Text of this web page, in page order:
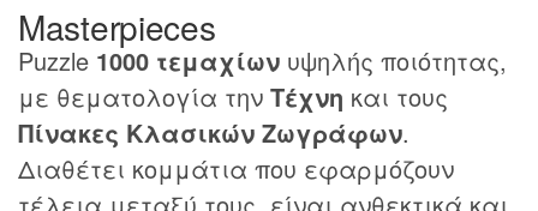
Masterpieces
Puzzle 1000 τεμαχίων υψηλής ποιότητας,
με θεματολογία την Τέχνη και τους
Πίνακες Κλασικών Ζωγράφων.
Διαθέτει κομμάτια που εφαρμόζουν
τέλεια μεταξύ τους, είναι ανθεκτικά και